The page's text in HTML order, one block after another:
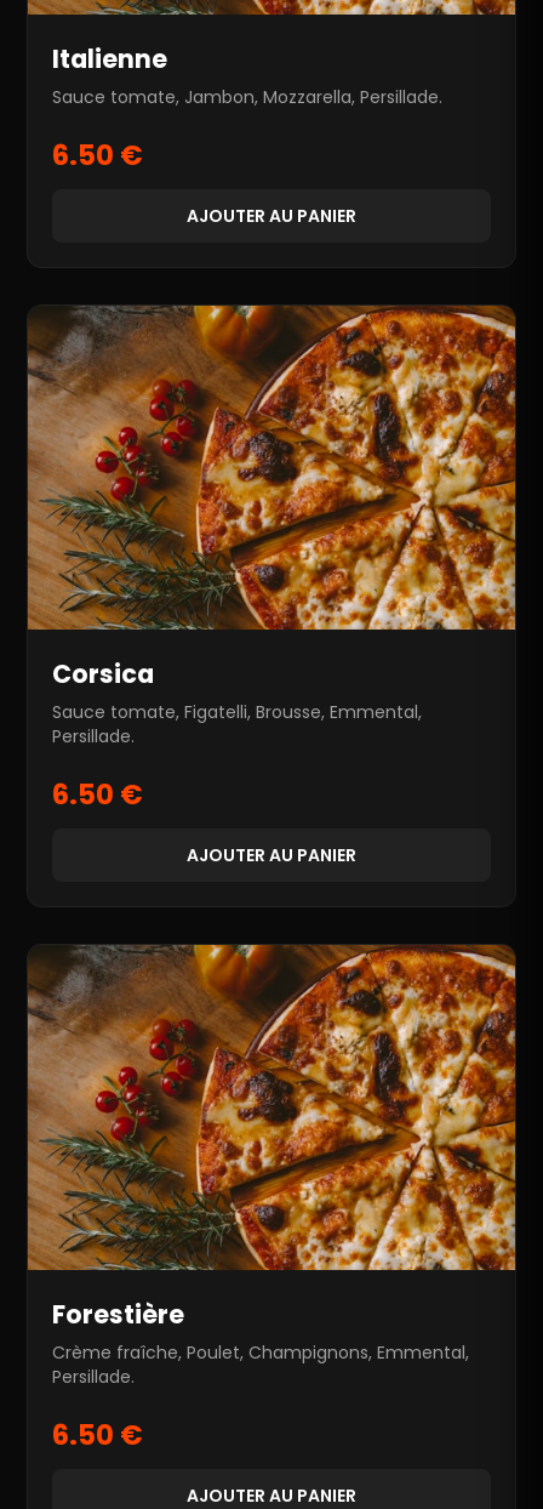
Italienne
Sauce tomate, Jambon, Mozzarella, Persillade.
6.50 €
AJOUTER AU PANIER
Corsica
Sauce tomate, Figatelli, Brousse, Emmental,
Persillade.
6.50 €
AJOUTER AU PANIER
Forestière
Crème fraîche, Poulet, Champignons, Emmental,
Persillade.
6.50 €
AJOUTER AU PANIER